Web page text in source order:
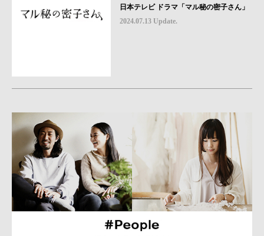
日本テレビ ドラマ「マル秘の密子さん」
2024.07.13 Update.